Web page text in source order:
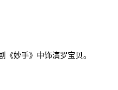
《妙手》中饰演罗宝贝。